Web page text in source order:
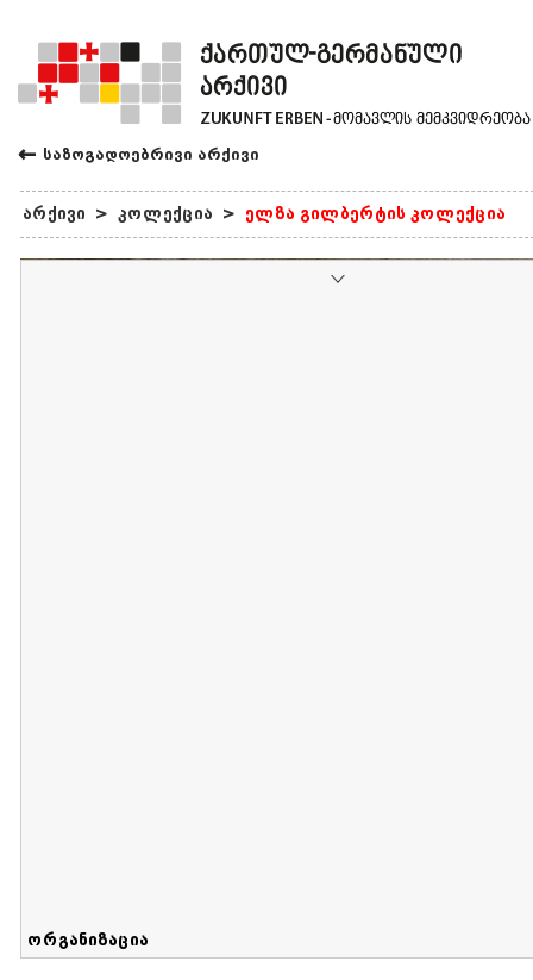
← საზოგადოებრივი არქივი
არქივი > კოლექცია > ელზა გილბერტის კოლექცია
ორგანიზაცია